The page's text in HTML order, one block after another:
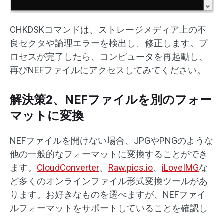
CHKDSKコマンドは、ストレージメディア上の不
良セクタや論理エラーを検出し、修正します。プ
ロセスが完了したら、コンピュータを再起動し、
再びNEFファイルにアクセスしてみてください。
解決策2、NEFファイルを別のフォー
マットに変換
NEFファイルを開けない場合、JPGやPNGのような
他の一般的なフォーマットに変換することができ
ます。 CloudConverter、 Raw.pics.io、 iLoveIMGな
ど多くのオンラインファイル形式変換ツールがあ
ります。お好きなものを選べますが、NEFファイ
ルフォーマットをサポートしていることを確認し